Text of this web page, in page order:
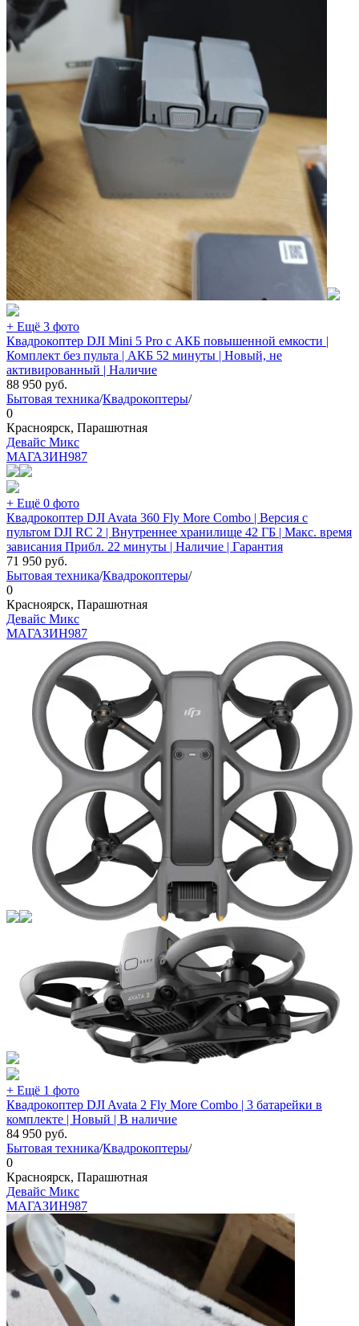
+ Ещё 3 фото
Квадрокоптер DJI Mini 5 Pro с АКБ повышенной емкости |
Комплект без пульта | АКБ 52 минуты | Новый, не
активированный | Наличие
88 950 руб.
Бытовая техника/Квадрокоптеры/
0
Красноярск, Парашютная
Девайс Микс
МАГАЗИН987
+ Ещё 0 фото
Квадрокоптер DJI Avata 360 Fly More Combo | Версия с
пультом DJI RC 2 | Внутреннее хранилище 42 ГБ | Макс. время
зависания Прибл. 22 минуты | Наличие | Гарантия
71 950 руб.
Бытовая техника/Квадрокоптеры/
0
Красноярск, Парашютная
Девайс Микс
МАГАЗИН987
+ Ещё 1 фото
Квадрокоптер DJI Avata 2 Fly More Combo | 3 батарейки в
комплекте | Новый | В наличие
84 950 руб.
Бытовая техника/Квадрокоптеры/
0
Красноярск, Парашютная
Девайс Микс
МАГАЗИН987